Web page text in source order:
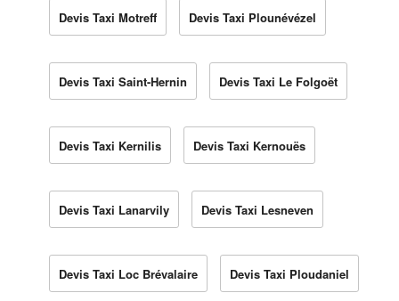
Devis Taxi Motreff Devis Taxi Plounévézel
Devis Taxi Saint-Hernin Devis Taxi Le Folgoët
Devis Taxi Kernilis Devis Taxi Kernouës
Devis Taxi Lanarvily Devis Taxi Lesneven
Devis Taxi Loc Brévalaire Devis Taxi Ploudaniel